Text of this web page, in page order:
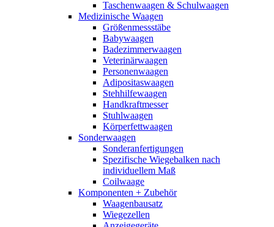
Taschenwaagen & Schulwaagen
Medizinische Waagen
Größenmessstäbe
Babywaagen
Badezimmerwaagen
Veterinärwaagen
Personenwaagen
Adipositaswaagen
Stehhilfewaagen
Handkraftmesser
Stuhlwaagen
Körperfettwaagen
Sonderwaagen
Sonderanfertigungen
Spezifische Wiegebalken nach
individuellem Maß
Coilwaage
Komponenten + Zubehör
Waagenbausatz
Wiegezellen